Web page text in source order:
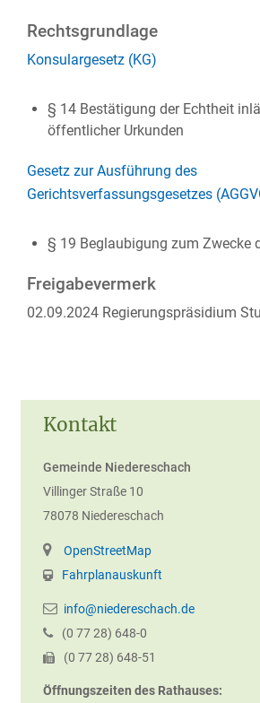
Kontakt
Gemeinde Niedereschach
Villinger Straße 10
78078 Niedereschach
OpenStreetMap
Fahrplanauskunft
info@niedereschach.de
(0 7728) 648-0
(0 7728) 648-51
Öffnungszeiten des Rathauses:
Rechtsgrundlage
Konsulargesetz (KG)
§ 14 Bestätigung der Echtheit
öffentlicher Urkunden
Gesetz zur Ausführung des
Gerichtsverfassungsgesetzes
§ 19 Beglaubigung zum Zwecke
Freigabevermerk
02.09.2024 Regierungspräsidium